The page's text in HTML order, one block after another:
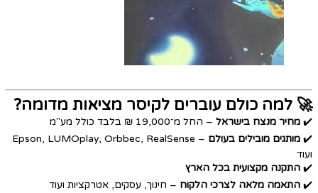
🚀 למה כולם עוברים לקיסר מציאות מדומה?
✔️ מחיר מנצח בישראל – החל מ־19,000 ₪ בלבד כולל מע"מ
✔️ מותגים מובילים בעולם
– Epson, LUMOplay, Orbbec, RealSense
ועוד
✔️ התקנה מקצועית בכל הארץ
✔️ התאמה מלאה לצרכי הלקוח – חינוך, עסקים, אטרקציות ועוד